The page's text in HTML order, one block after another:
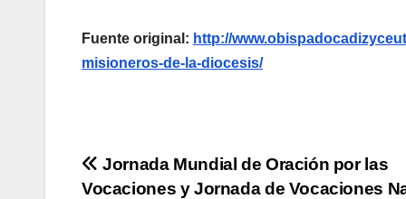
Fuente original: http://
misioneros-de-la-diocesis/
Navegación
Jornada Mundial de Oración por las
Vocaciones y Jornada de Vocaciones